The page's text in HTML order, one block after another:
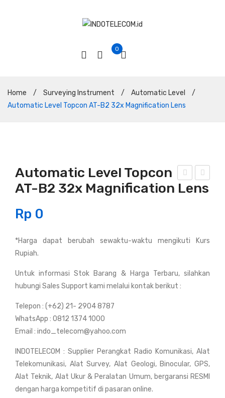
0
Home / Surveying Instrument / Automatic Level
/
Automatic Level Topcon AT-B2 32x Magnification Lens
uto
el
th
NL-
ica
tion
uto
el
con
ica
tion
Automatic Level Topcon
AT-B2 32x Magnification Lens
Rp 0
*Harga dapat berubah sewaktu-waktu mengikuti Kurs
Rupiah.
Untuk informasi Stok Barang & Harga Terbaru, silahkan
hubungi Sales Support kami melalui kontak berikut :
Telepon : (+62) 21- 2904 8787
WhatsApp : 0812 1374 1000
Email : indo_telecom@yahoo.com
INDOTELECOM : Supplier Perangkat Radio Komunikasi, Alat
Telekomunikasi, Alat Survey, Alat Geologi, Binocular, GPS,
Alat Teknik, Alat Ukur & Peralatan Umum, bergaransi RESMI
dengan harga kompetitif di pasaran online.